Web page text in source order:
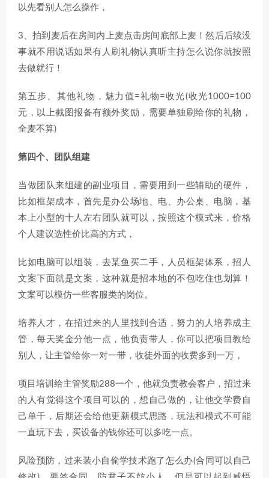
以先看别人怎么操作，
3、拍到麦后在房间内上麦点击房间底部上麦！然后后续没
事就不用说话如果有人刷礼物认真听主持怎么说你就按照
去做就行！
第五步、其他礼物，魅力值=礼物=收光(收光1000=100
元，以上截图报备有额外奖励，需要单独刷给你的礼物，
全麦不算)
第四个、团队组建
当做团队来组建的副业项目，需要用到一些辅助的硬件，
比如框架成本，首先是办公场地、电、办公桌、电脑，基
本上小型的十人左右团队就可以，按照这个模式来，价格
个人建议选性价比高的方式，
比如电脑可以组装，去某鱼买二手，人员框架体系，招人
文案下面就是文案，这种就是招本地的不包吃住也划算！
文案可以模仿一些客服类的岗位。
培养人才，在招过来的人里找到合适，努力的人培养成主
管，每天奖金分他一点，他负责带人，你可以把项目教给
别人，让主管给你一对一带，收徒外面的收费多到一万，
项目培训给主管奖励288一个，他就负责教会客户，招过来
的人有觉得这个项目可以的，想自己做的，让他交学费自
己单干，后期还会给他更新模式思路，玩法和模式不可能
一直玩下去，买设备的钱你还可以多吃一点。
风险预防，过来装小自偷学技术跑了怎么办(合同可以自己